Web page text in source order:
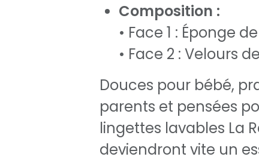
Composition :
• Face 1 : Éponge
• Face 2 : Velours
Douces pour bébé,
parents et pensées
lingettes lavables La
deviendront vite un